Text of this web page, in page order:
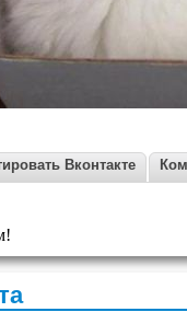
Вконтакте